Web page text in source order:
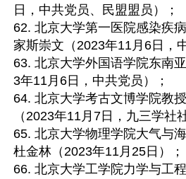
日，中共党员、民盟盟员）；
62. 北京大学第一医院感染疾
家斯崇文（2023年11月6日，
63. 北京大学外国语学院东南
3年11月6日，中共党员）；
64. 北京大学考古文博学院教
（2023年11月7日，九三学社
65. 北京大学物理学院大气与
杜金林（2023年11月25日）；
66. 北京大学工学院力学与工